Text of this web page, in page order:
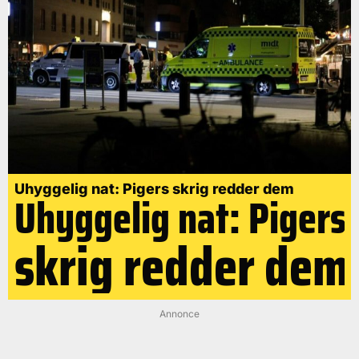
Uhyggelig nat: Pigers skrig redder dem
Uhyggelig nat: Pigers
skrig redder dem
Annonce